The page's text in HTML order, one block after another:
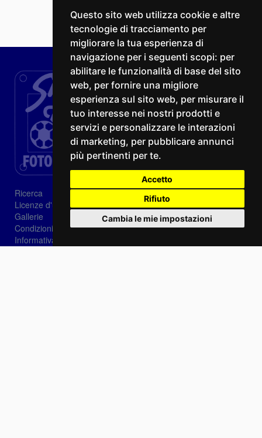
Questo sito web utilizza cookie e altre
tecnologie di tracciamento per
migliorare la tua esperienza di
navigazione per i seguenti scopi: per
abilitare le funzionalità di base del sito
web, per fornire una migliore
esperienza sul sito web, per misurare il
tuo interesse nei nostri prodotti e
servizi e personalizzare le interazioni
di marketing, per pubblicare annunci
più pertinenti per te.
Accetto
Rifiuto
Cambia le mie impostazioni
Ricerca
Licenze d'utilizzo
Gallerie
Condizioni di vendita
Informativa sui Cookie